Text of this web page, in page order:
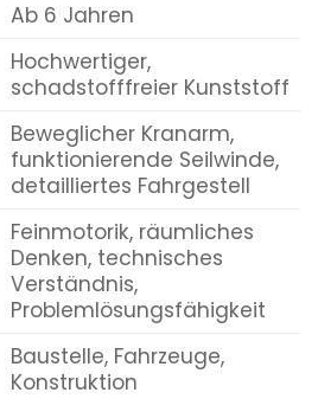
Ab 6 Jahren
Hochwertiger,
schadstofffreier Kunststoff
Beweglicher Kranarm,
funktionierende Seilwinde,
detailliertes Fahrgestell
Feinmotorik, räumliches
Denken, technisches
Verständnis,
Problemlösungsfähigkeit
Baustelle, Fahrzeuge,
Konstruktion